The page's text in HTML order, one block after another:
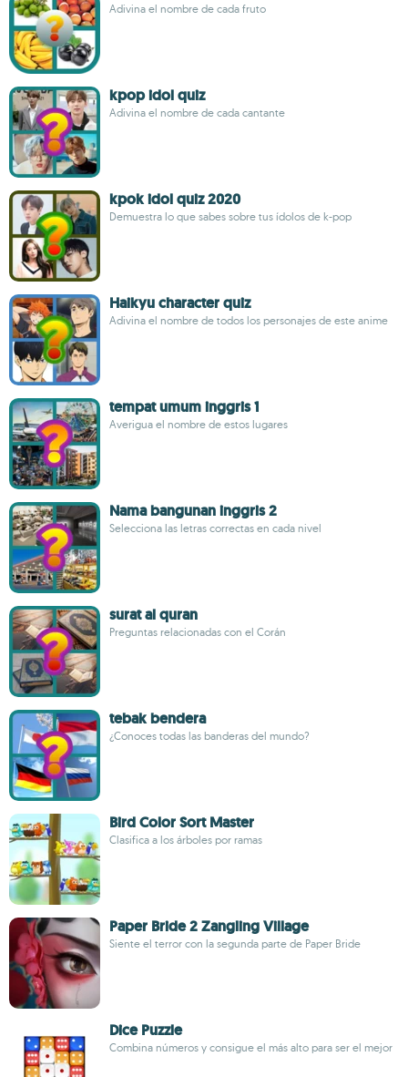
Adivina el nombre de cada fruto
kpop idol quiz
Adivina el nombre de cada cantante
kpok idol quiz 2020
Demuestra lo que sabes sobre tus ídolos de k-pop
Haikyu character quiz
Adivina el nombre de todos los personajes de este anime
tempat umum inggris 1
Averigua el nombre de estos lugares
Nama bangunan inggris 2
Selecciona las letras correctas en cada nivel
surat al quran
Preguntas relacionadas con el Corán
tebak bendera
¿Conoces todas las banderas del mundo?
Bird Color Sort Master
Clasifica a los árboles por ramas
Paper Bride 2 Zangling Village
Siente el terror con la segunda parte de Paper Bride
Dice Puzzle
Combina números y consigue el más alto para ser el mejor